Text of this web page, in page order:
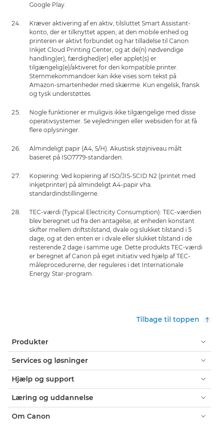
Google Play.
Kræver aktivering af en aktiv, tilsluttet Smart Assistant-
konto, der er tilknyttet appen, at den mobile enhed og
printeren er aktivt forbundet og har tilladelse til Canon
Inkjet Cloud Printing Center, og at de(n) nødvendige
handling(er), færdighed(er) eller applet(s) er
tilgængelig(e)/aktiveret for den kompatible printer.
Stemmekommandoer kan ikke vises som tekst på
Amazon-smartenheder med skærme. Kun engelsk, fransk
og tysk understøttes.
Nogle funktioner er muligvis ikke tilgængelige med disse
operativsystemer. Se vejledningen eller websiden for at få
flere oplysninger.
Almindeligt papir (A4, S/H). Akustisk støjniveau målt
baseret på ISO7779-standarden.
Kopiering: Ved kopiering af ISO/JIS-SCID N2 (printet med
inkjetprinter) på almindeligt A4-papir vha.
standardindstillingerne.
TEC-værdi (Typical Electricity Consumption): TEC-værdien
blev beregnet ud fra den antagelse, at enheden konstant
skifter mellem driftstilstand, dvale og slukket tilstand i 5
dage, og at den enten er i dvale eller slukket tilstand i de
resterende 2 dage i samme uge. Dette produkts TEC-værdi
er beregnet af Canon på eget initiativ ved hjælp af TEC-
måleprocedurerne, der reguleres i det Internationale
Energy Star-program.
Tilbage til toppen
Produkter
Services og løsninger
Hjælp og support
Læring og uddannelse
Om Canon